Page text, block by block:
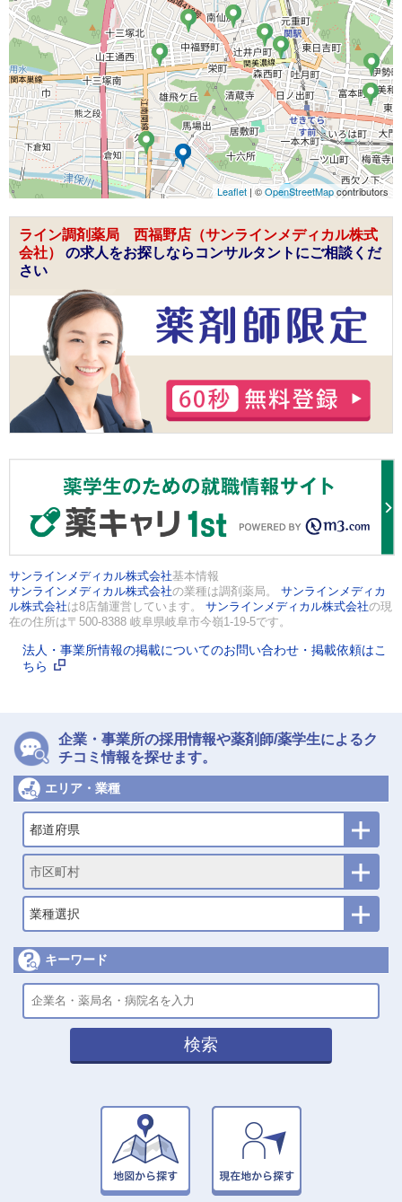
Leaflet | ©OpenStreetMapcontributors
ライン調剤薬局 西福野店（サンラインメディカル株式
会社） の求人をお探しならコンサルタントにご相談くだ
さい
サンラインメディカル株式会社基本情報
サンラインメディカル株式会社の業種は調剤薬局。 サンラインメディカ
ル株式会社は8店舗運営しています。 サンラインメディカル株式会社の現
在の住所は〒500-8388 岐阜県岐阜市今嶺1-19-5です。
法人・事業所情報の掲載についてのお問い合わせ・掲載依頼はこ
ちら
企業・事業所の採用情報や薬剤師/薬学生によるク
チコミ情報を探せます。
エリア・業種
都道府県
市区町村
業種選択
キーワード
検索